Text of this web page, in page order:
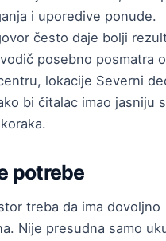
i uporedive ponude.
često daje bolji
posebno posmatra
lokacije Severni
bi čitalac imao jasniju
potrebe
treba da ima dovoljno
Nije presudna samo